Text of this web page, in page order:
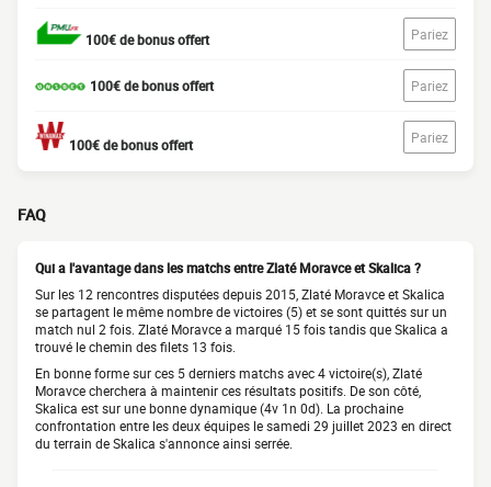
100€ de bonus offert Pariez
100€ de bonus offert Pariez
100€ de bonus offert Pariez
FAQ
Qui a l'avantage dans les matchs entre Zlaté Moravce et Skalica ?
Sur les 12 rencontres disputées depuis 2015, Zlaté Moravce et Skalica
se partagent le même nombre de victoires (5) et se sont quittés sur un
match nul 2 fois. Zlaté Moravce a marqué 15 fois tandis que Skalica a
trouvé le chemin des filets 13 fois.
En bonne forme sur ces 5 derniers matchs avec 4 victoire(s), Zlaté
Moravce cherchera à maintenir ces résultats positifs. De son côté,
Skalica est sur une bonne dynamique (4v 1n 0d). La prochaine
confrontation entre les deux équipes le samedi 29 juillet 2023 en direct
du terrain de Skalica s'annonce ainsi serrée.